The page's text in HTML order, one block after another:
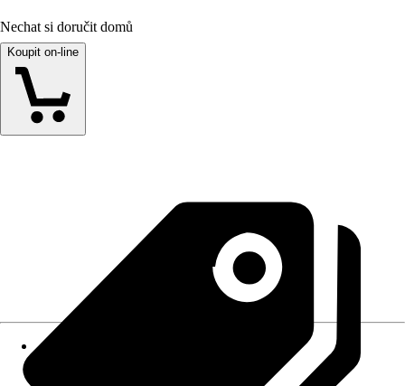
Nechat si doručit domů
Koupit on-line